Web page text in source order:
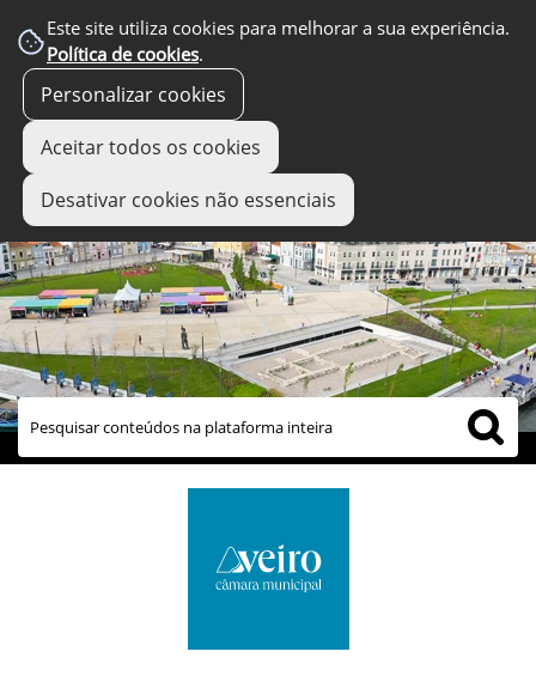
Este site utiliza cookies para melhorar a sua experiência.
Política de cookies.
Personalizar cookies
Aceitar todos os cookies
Desativar cookies não essenciais
links úteis